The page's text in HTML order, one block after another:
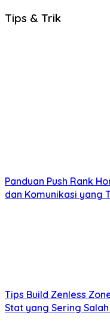
Tips & Trik
Panduan Push Rank
dan Komunikasi yang
Tips Build Zenless
Stat yang Sering